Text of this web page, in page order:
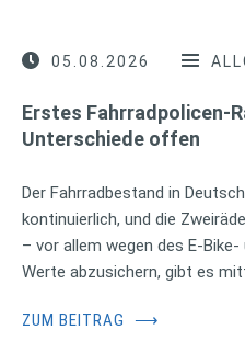
05.08.2026
Erstes Fahrradpolicen-
Unterschiede offen
Der Fahrradbestand in
kontinuierlich, und die
– vor allem wegen des E-
Werte abzusichern, gibt es
ZUM BEITRAG ⟶